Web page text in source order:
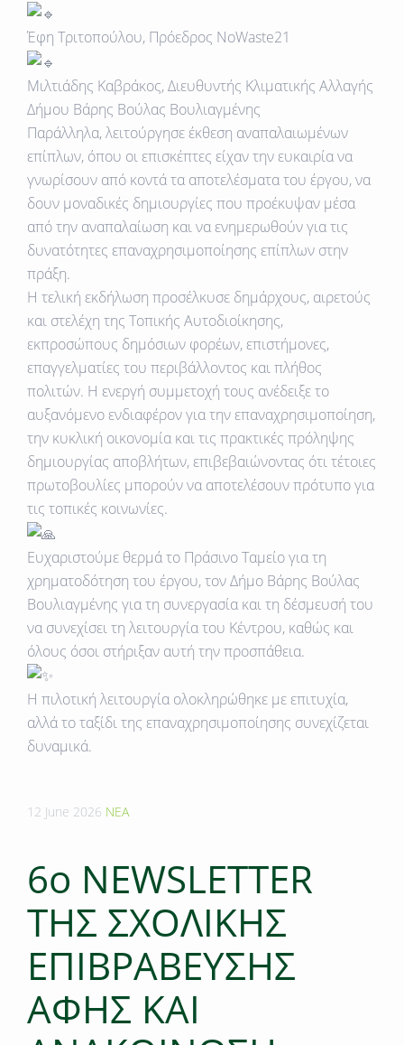
Έφη Τριτοπούλου, Πρόεδρος NoWaste21
Μιλτιάδης Καβράκος, Διευθυντής Κλιματικής Αλλαγής
Δήμου Βάρης Βούλας Βουλιαγμένης
Παράλληλα, λειτούργησε έκθεση αναπαλαιωμένων
επίπλων, όπου οι επισκέπτες είχαν την ευκαιρία να
γνωρίσουν από κοντά τα αποτελέσματα του έργου, να
δουν μοναδικές δημιουργίες που προέκυψαν μέσα
από την αναπαλαίωση και να ενημερωθούν για τις
δυνατότητες επαναχρησιμοποίησης επίπλων στην
πράξη.
Η τελική εκδήλωση προσέλκυσε δημάρχους, αιρετούς
και στελέχη της Τοπικής Αυτοδιοίκησης,
εκπροσώπους δημόσιων φορέων, επιστήμονες,
επαγγελματίες του περιβάλλοντος και πλήθος
πολιτών. Η ενεργή συμμετοχή τους ανέδειξε το
αυξανόμενο ενδιαφέρον για την επαναχρησιμοποίηση,
την κυκλική οικονομία και τις πρακτικές πρόληψης
δημιουργίας αποβλήτων, επιβεβαιώνοντας ότι τέτοιες
πρωτοβουλίες μπορούν να αποτελέσουν πρότυπο για
τις τοπικές κοινωνίες.
Ευχαριστούμε θερμά το Πράσινο Ταμείο για τη
χρηματοδότηση του έργου, τον Δήμο Βάρης Βούλας
Βουλιαγμένης για τη συνεργασία και τη δέσμευσή του
να συνεχίσει τη λειτουργία του Κέντρου, καθώς και
όλους όσοι στήριξαν αυτή την προσπάθεια.
Η πιλοτική λειτουργία ολοκληρώθηκε με επιτυχία,
αλλά το ταξίδι της επαναχρησιμοποίησης συνεχίζεται
δυναμικά.
12 June 2026 ΝΕΑ
6o NEWSLETTER
TΗΣ ΣΧΟΛΙΚΗΣ
ΕΠΙΒΡΑΒΕΥΣΗΣ
ΑΦΗΣ ΚΑΙ